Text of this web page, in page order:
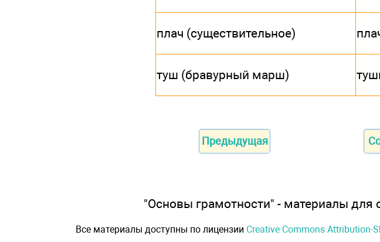
плач (существительное)
туш (бравурный марш)
Предыдущая
"Основы грамотности" - материалы для
Все материалы доступны по лицензии Creative Commons Attribution-